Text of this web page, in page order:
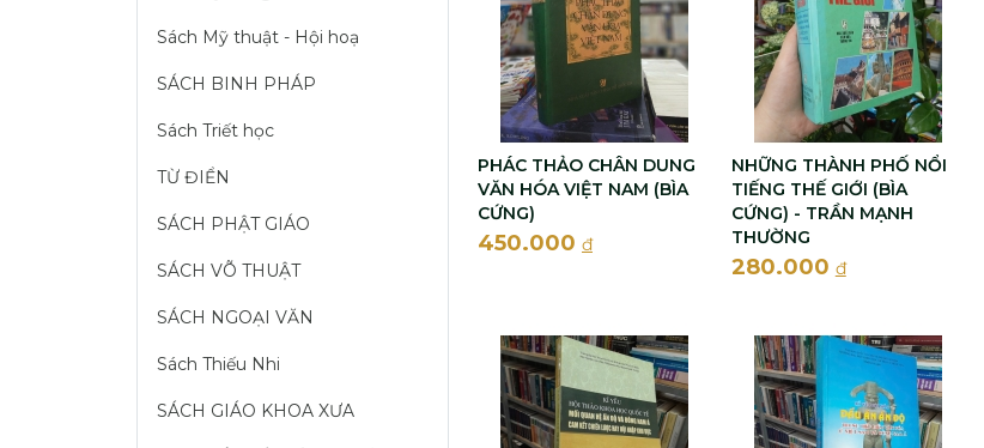
Sách Mỹ thuật - Hội hoạ
SÁCH BINH PHÁP
Sách Triết học
TỪ ĐIỂN
SÁCH PHẬT GIÁO
SÁCH VÕ THUẬT
SÁCH NGOẠI VĂN
Sách Thiếu Nhi
SÁCH GIÁO KHOA XƯA
PHÁC THẢO CHÂN DUNG
VĂN HÓA VIỆT NAM (BÌA
CỨNG)
450.000 đ
NHỮNG THÀNH PHỐ NỔI
TIẾNG THẾ GIỚI (BÌA
CỨNG) - TRẦN MẠNH
THƯỜNG
280.000 đ